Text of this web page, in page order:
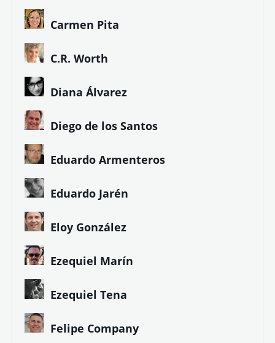
Carmen Pita
C.R. Worth
Diana Álvarez
Diego de los Santos
Eduardo Armenteros
Eduardo Jarén
Eloy González
Ezequiel Marín
Ezequiel Tena
Felipe Company